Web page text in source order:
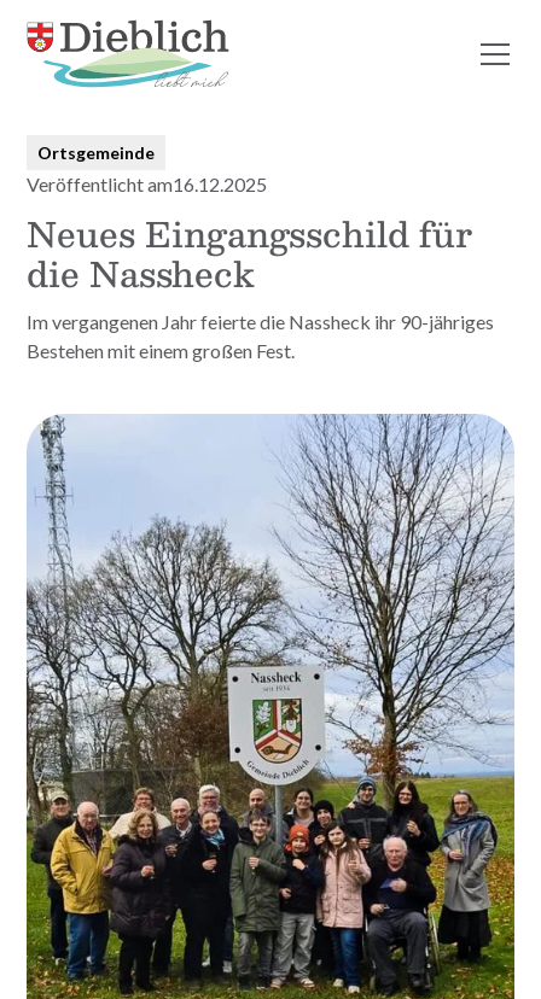
Alle Beiträge
Ortsgemeinde
Veröffentlicht am16.12.2025
Neues Eingangsschild für
die Nassheck
Im vergangenen Jahr feierte die Nassheck ihr 90-jähriges
Bestehen mit einem großen Fest.